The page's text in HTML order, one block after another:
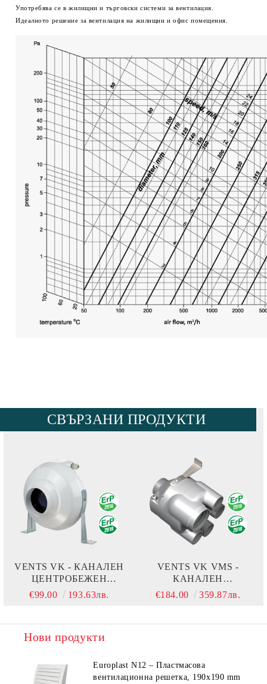
Употребява се в жилищни и търговски системи за вентилация.
Идеалното решение за вентилация на жилищни и офис помещения.
СВЪРЗАНИ ПРОДУКТИ
VENTS VK - КАНАЛЕН
ЦЕНТРОБЕЖЕН
ВЕНТИЛАТОР
€99.00 193.63лв.
VENTS VK VMS -
КАНАЛЕН
МНОГОВХОДОВ
€184.00 359.87лв.
Нови продукти
Europlast N12 – Пластмасова
вентилационна решетка, 190x190 mm